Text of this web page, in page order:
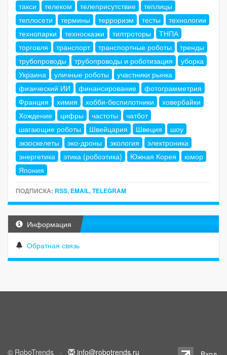
такси
телеком телеприсутствие
теплицы
теплосети
термины терроризм тесты
технологии
технопарки
техносказки тилтроторы
ТНПА
торговля
транспорт транспортные роботы
тренды
трубопроводы
трубопроводы и роботизация
уборка
Украина
уличные роботы
участники рынка
физический ИИ
финансирование
фотограмметрия
Франция
химия хобби-беспилотники
ховербайки
Хождение
цифры частоты
чатбот
шагающие роботы
Швейцария Швеция
шоу
экзоскелеты
эко-дроны экология
электроника
энергетика
этика (робоэтика) Южная Корея
юмор
Япония
ПОДПИСКА: RSS, EMAIL,TELEGRAM
Информация
Обратная связь
© RoboTrends · info@robotrends.ru